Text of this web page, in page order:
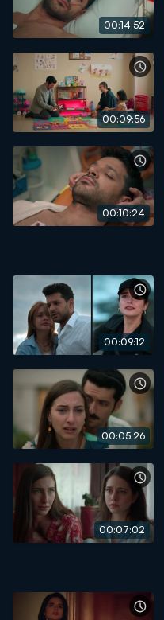
00:14:52
00:09:56
00:10:24
00:09:12
00:05:26
00:07:02